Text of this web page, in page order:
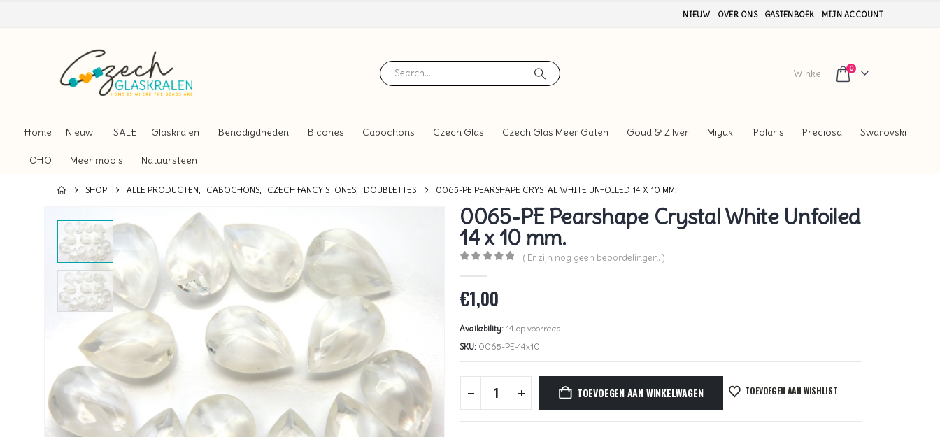
NIEUW OVER ONS GASTENBOEK MIJN ACCOUNT
Winkel 0
Home Nieuw! SALE Glaskralen Benodigdheden Bicones Cabochons Czech Glas Czech Glas Meer Gaten Goud & Zilver Miyuki Polaris Preciosa Swarovski
TOHO Meer moois Natuursteen
SHOP ALLE PRODUCTEN, CABOCHONS, CZECH FANCY STONES, DOUBLETTES 0065-PE PEARSHAPE CRYSTAL WHITE UNFOILED 14 X 10 MM.
0065-PE Pearshape Crystal White Unfoiled
14 x 10 mm.
( Er zijn nog geen beoordelingen. )
€1,00
Availability: 14 op voorraad
SKU: 0065-PE-14x10
TOEVOEGEN AAN WINKELWAGEN TOEVOEGEN AAN WISHLIST